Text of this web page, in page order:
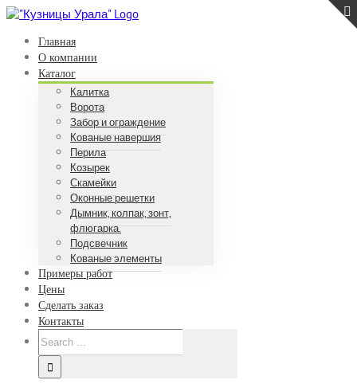
Skip
contentГлавная
О компании
Каталог
Калитка
Ворота
Забор и ограждение
Кованые навершия
Перила
Козырек
Скамейки
Оконные решетки
Дымник, колпак, зонт,
флюгарка.
Подсвечник
Кованые элементы
Примеры работ
Цены
Сделать заказ
Контакты
Search
for: